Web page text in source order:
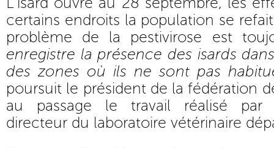
certains endroits la population se refait
problème de la pestivirose est
enregistre la présence des isards
des zones où ils ne sont pas
poursuit le président de la fédération
au passage le travail réalisé par
directeur du laboratoire vétérinaire